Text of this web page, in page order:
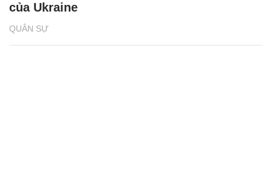
QUÂN SỰ
của Ukraine